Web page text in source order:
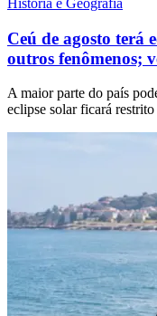
História e Geografia
Ceú de agosto terá
outros fenômenos;
A maior parte do país
eclipse solar ficará